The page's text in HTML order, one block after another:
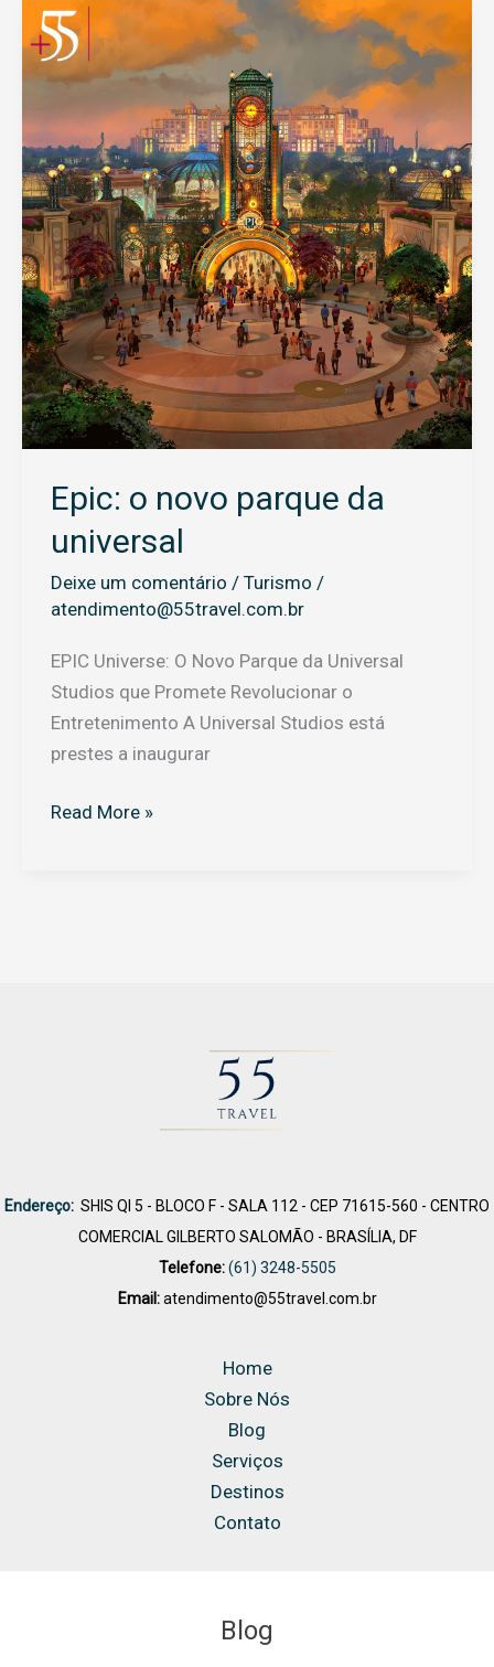
Epic: o novo parque da
universal
Deixe um comentário / Turismo /
atendimento@55travel.com.br
EPIC Universe: O Novo Parque da Universal
Studios que Promete Revolucionar o
Entretenimento A Universal Studios está
prestes a inaugurar
Epic:
o
novo
parque
da
universal
Read More »
Endereço: SHIS QI 5 - BLOCO F - SALA 112 - CEP 71615-560 - CENTRO
COMERCIAL GILBERTO SALOMÃO - BRASÍLIA, DF
Telefone:(61) 3248-5505
Email:atendimento@55travel.com.br
Home
Sobre Nós
Blog
Serviços
Destinos
Contato
Blog